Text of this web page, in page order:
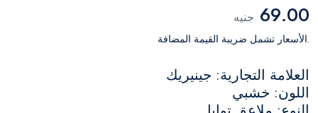
69.00 جنيه
.الأسعار تشمل ضريبة القيمة المضافة
العلامة التجارية: جينيريك
اللون: خشبي